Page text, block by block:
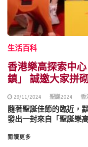
生活百科
香港樂高探索中
鎮」 誠邀大家拼
29/11/2024 聖誕2024 香
隨著聖誕佳節的臨近，
發出一封來自「聖誕樂
閱讀更多